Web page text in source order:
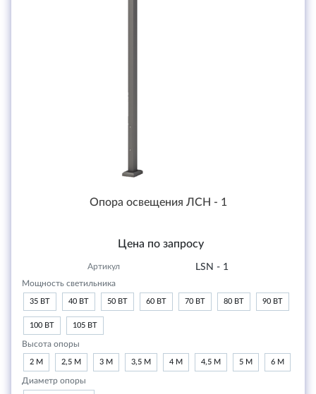
Опора освещения ЛСН - 1
Цена по запросу
Артикул LSN - 1
Мощность светильника
35 ВТ 40 ВТ 50 ВТ 60 ВТ 70 ВТ 80 ВТ 90 ВТ
100 ВТ 105 ВТ
Высота опоры
2 М 2,5 М 3 М 3,5 М 4 М 4,5 М 5 М 6 М
Диаметр опоры